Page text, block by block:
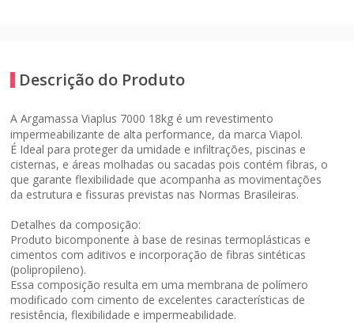
Descrição do Produto
AArgamassa Viaplus 7000 18kg é um revestimento
impermeabilizante de alta performance, da marca Viapol.
É Ideal para proteger da umidade e infiltrações, piscinas e
cisternas, e áreas molhadas ou sacadas pois contémfibras, o
que garanteflexibilidade que acompanha as movimentações
da estrutura e fissuras previstas nas Normas Brasileiras.
Detalhes da composição:
Produto bicomponente à base de resinas termoplásticas e
cimentos com aditivos e incorporação de fibras sintéticas
(polipropileno).
Essa composição resulta em uma membrana de polímero
modificado com cimento de excelentes características de
resistência, flexibilidade e impermeabilidade.